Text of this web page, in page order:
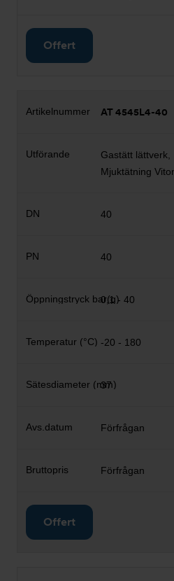
Offert
AT 4545L4-40
Gastätt lättverk,
Mjuktätning
40
40
0,1 - 40
-20 - 180
37
Förfrågan
Förfrågan
Offert